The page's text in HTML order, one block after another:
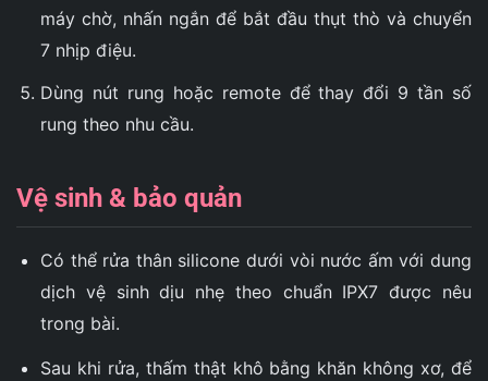
máy chờ, nhấn ngắn để bắt đầu thụt thò và chuyển
7 nhịp điệu.
Dùng nút rung hoặc remote để thay đổi 9 tần số
rung theo nhu cầu.
Vệ sinh & bảo quản
Có thể rửa thân silicone dưới vòi nước ấm với dung
dịch vệ sinh dịu nhẹ theo chuẩn IPX7 được nêu
trong bài.
Sau khi rửa, thấm thật khô bằng khăn không xơ, để